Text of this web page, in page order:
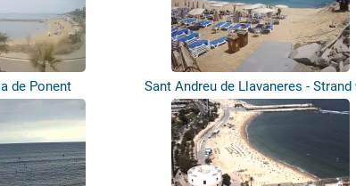
de Ponent
Sant Andreu de Llavaneres - Strand
B...